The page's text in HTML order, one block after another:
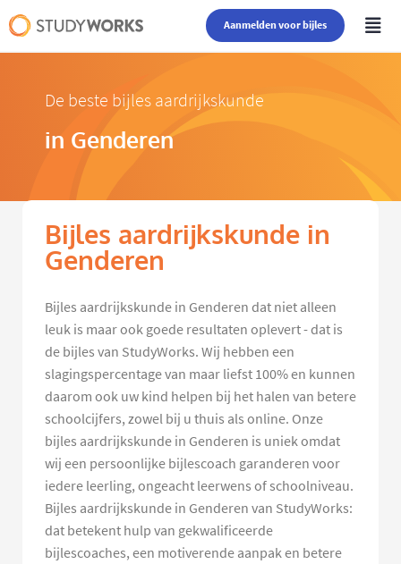
Aanmelden voor bijles
De beste bijles aardrijkskunde
in Genderen
Bijles aardrijkskunde in
Genderen
Bijles aardrijkskunde in Genderen dat niet alleen
leuk is maar ook goede resultaten oplevert - dat is
de bijles van StudyWorks. Wij hebben een
slagingspercentage van maar liefst 100% en kunnen
daarom ook uw kind helpen bij het halen van betere
schoolcijfers, zowel bij u thuis als online. Onze
bijles aardrijkskunde in Genderen is uniek omdat
wij een persoonlijke bijlescoach garanderen voor
iedere leerling, ongeacht leerwens of schoolniveau.
Bijles aardrijkskunde in Genderen van StudyWorks:
dat betekent hulp van gekwalificeerde
bijlescoaches, een motiverende aanpak en betere